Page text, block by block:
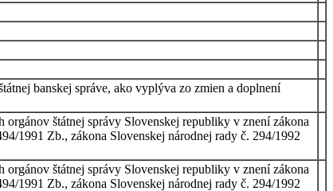
banskej správe, ako vyplýva zo zmien a doplnení
štátnej správy Slovenskej republiky v znení zákona
1991 Zb., zákona Slovenskej národnej rady č. 294/1992
štátnej správy Slovenskej republiky v znení zákona
1991 Zb., zákona Slovenskej národnej rady č. 294/1992